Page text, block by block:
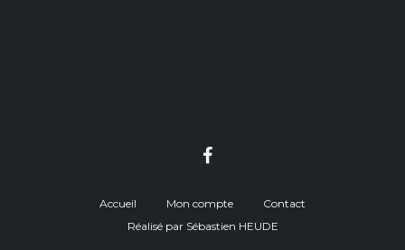
Accueil Mon compte
Contact
Réalisé par Sébastien HEUDE